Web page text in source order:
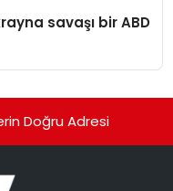
savaşı bir ABD
Doğru Adresi